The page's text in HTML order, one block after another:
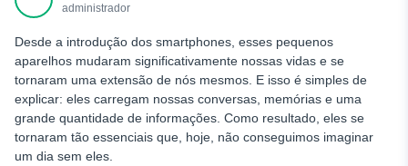
administrador
Desde a introdução dos smartphones, esses pequenos
aparelhos mudaram significativamente nossas vidas e se
tornaram uma extensão de nós mesmos. E isso é simples de
explicar: eles carregam nossas conversas, memórias e uma
grande quantidade de informações. Como resultado, eles se
tornaram tão essenciais que, hoje, não conseguimos imaginar
um dia sem eles.
Método 7: Verifique o identificador de chamadas do seu
Método 8: Pesquise o número nas mídias sociais
Método 9: Rastrear a localização do celular gratuitamente
por meio do recurso de compartilhamento de localização de
aplicativos sociais
Método 10: Pesquisar pessoas e empresas com o
Whitepages